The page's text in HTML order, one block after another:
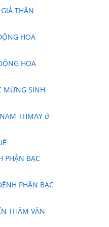
THÂN
HOA
HOA
MỪNG SINH
THMAY ở
PHẬN BẠC
PHẬN BẠC
THĂM VĂN